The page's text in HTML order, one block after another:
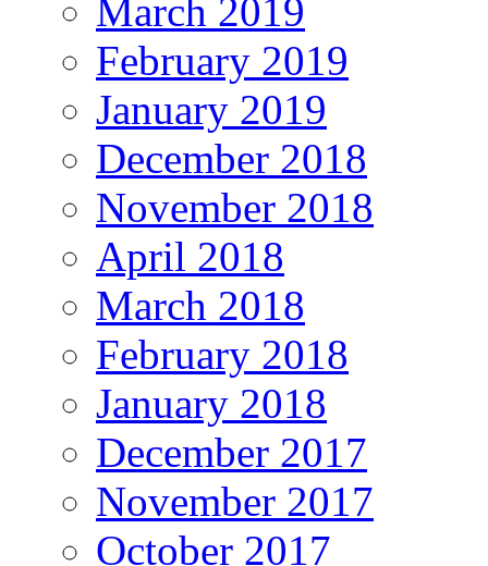
March 2019
February 2019
January 2019
December 2018
November 2018
April 2018
March 2018
February 2018
January 2018
December 2017
November 2017
October 2017